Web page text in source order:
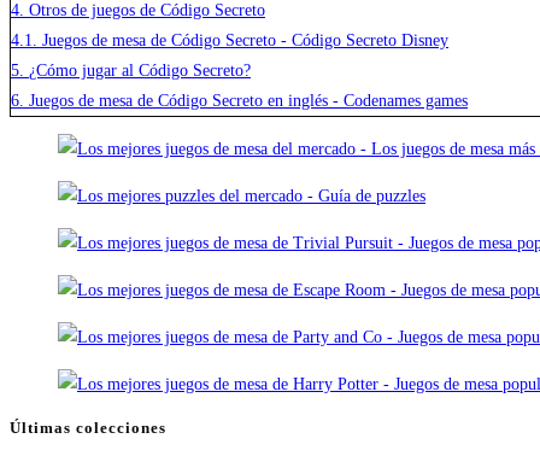
4. Otros de juegos de Código Secreto
4.1. Juegos de mesa de Código Secreto - Código Secreto Disney
5. ¿Cómo jugar al Código Secreto?
6. Juegos de mesa de Código Secreto en inglés - Codenames games
Últimas colecciones